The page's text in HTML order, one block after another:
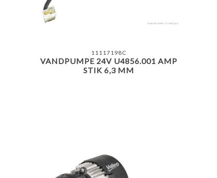
11117198C
VANDPUMPE 24V U4856.001 AMP
STIK 6,3 MM